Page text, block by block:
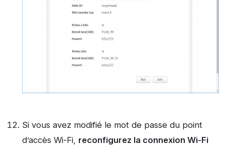
Si vous avez modifié le mot de passe du point
d’accès Wi-Fi, reconfigurez la connexion Wi-Fi